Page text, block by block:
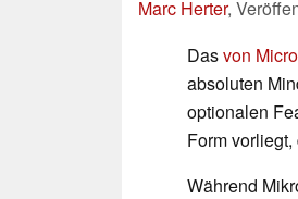
Marc Herter,
Dasvon
absoluten
optionalen
Form
Während